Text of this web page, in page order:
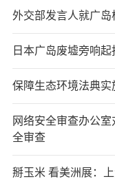
外交部发言人就广岛
日本广岛废墟旁响
保障生态环境法典
网络安全审查办公
全审查
掰玉米 看美洲展：